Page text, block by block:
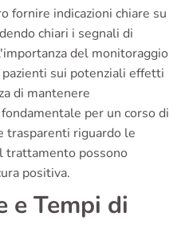
fornire indicazioni chiare su
chiari i segnali di
del monitoraggio
sui potenziali effetti
di mantenere
per un corso di
trasparenti riguardo le
trattamento possono
positiva.
e Tempi di